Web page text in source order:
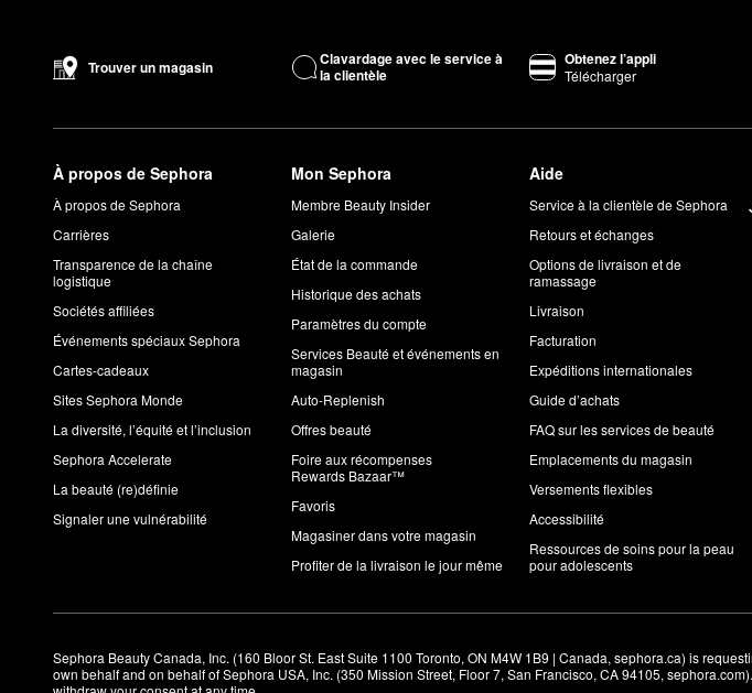
Trouver un magasin
Clavardage avec le service à
la clientèle
Obtenez l’appli
Télécharger
À propos de Sephora
À propos de Sephora
Carrières
Transparence de la chaîne
logistique
Sociétés affiliées
Événements spéciaux Sephora
Cartes-cadeaux
Sites Sephora Monde
La diversité, l’équité et l’inclusion
Sephora Accelerate
La beauté (re)définie
Signaler une vulnérabilité
Mon Sephora
Membre Beauty Insider
Galerie
État de la commande
Historique des achats
Paramètres du compte
Services Beauté et événements en
magasin
Auto-Replenish
Offres beauté
Foire aux récompenses
Rewards Bazaar™
Favoris
Magasiner dans votre magasin
Profiter de la livraison le jour même
Aide
Service à la clientèle de Sephora
Retours et échanges
Options de livraison et de
ramassage
Livraison
Facturation
Expéditions internationales
Guide d’achats
FAQ sur les services de beauté
Emplacements du magasin
Versements flexibles
Accessibilité
Ressources de soins pour la peau
pour adolescents
Sephora Beauty Canada, Inc. (160 Bloor St. East Suite 1100 Toronto, ON M4W 1B9 | Canada, sephora.ca) is
own behalf and on behalf of Sephora USA, Inc. (350 Mission Street, Floor 7, San Francisco, CA 94105,